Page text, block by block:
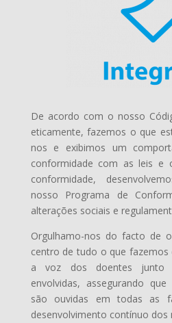
De acordo com o nosso
eticamente, fazemos o que
nos e exibimos um
conformidade com as leis e
conformidade,
nosso Programa de
alterações sociais e
Orgulhamo-nos do facto de
centro de tudo o que
a voz dos doentes junto
envolvidas, assegurando
são ouvidas em todas as
desenvolvimento contínuo dos